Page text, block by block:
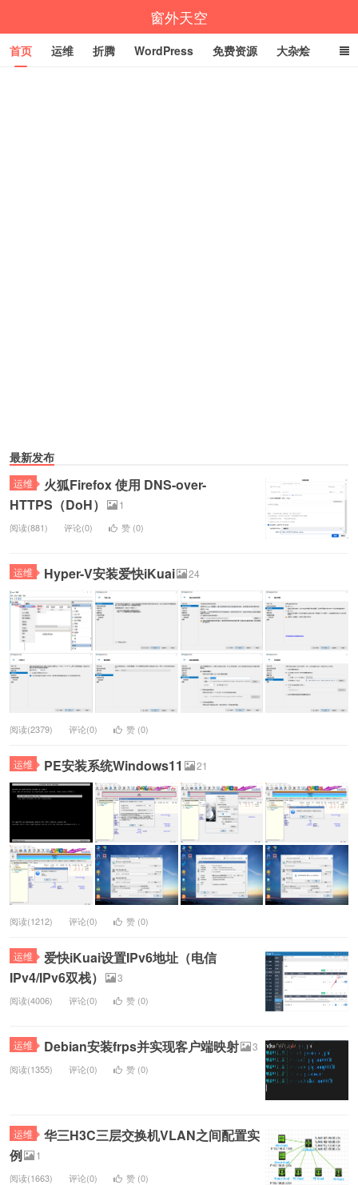
窗外天空
首页 运维 折腾 WordPress 免费资源 大杂烩
最新发布
运维
火狐Firefox 使用 DNS-over-
HTTPS（DoH）
1
阅读(881) 评论(0) 赞 (0)
运维 Hyper-V安装爱快iKuai 24
阅读(2379) 评论(0) 赞 (0)
运维 PE安装系统Windows11 21
阅读(1212) 评论(0) 赞 (0)
运维
爱快iKuai设置IPv6地址（电信
IPv4/IPv6双栈）
3
阅读(4006) 评论(0) 赞 (0)
运维 Debian安装frps并实现客户端映射 3
阅读(1355) 评论(0) 赞 (0)
运维
华三H3C三层交换机VLAN之间配置实
例
1
阅读(1663) 评论(0) 赞 (0)